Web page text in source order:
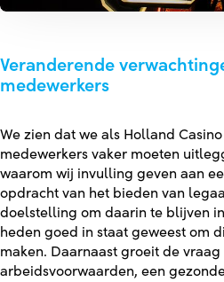
Veranderende
medewerkers
We zien dat we als Holland
medewerkers vaker moeten
waarom wij invulling geven aan
opdracht van het bieden van
doelstelling om daarin te blijven
heden goed in staat geweest om
maken. Daarnaast groeit de
arbeidsvoorwaarden, een